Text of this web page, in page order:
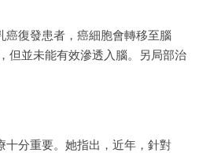
癌復發患者，癌細胞會轉移至腦
但並未能有效滲透入腦。另局部治
十分重要。她指出，近年，針對